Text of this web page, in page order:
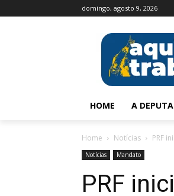
domingo, agosto 9, 2026
HOME A
Home Notícias PRF
Notícias Mandato
PRF